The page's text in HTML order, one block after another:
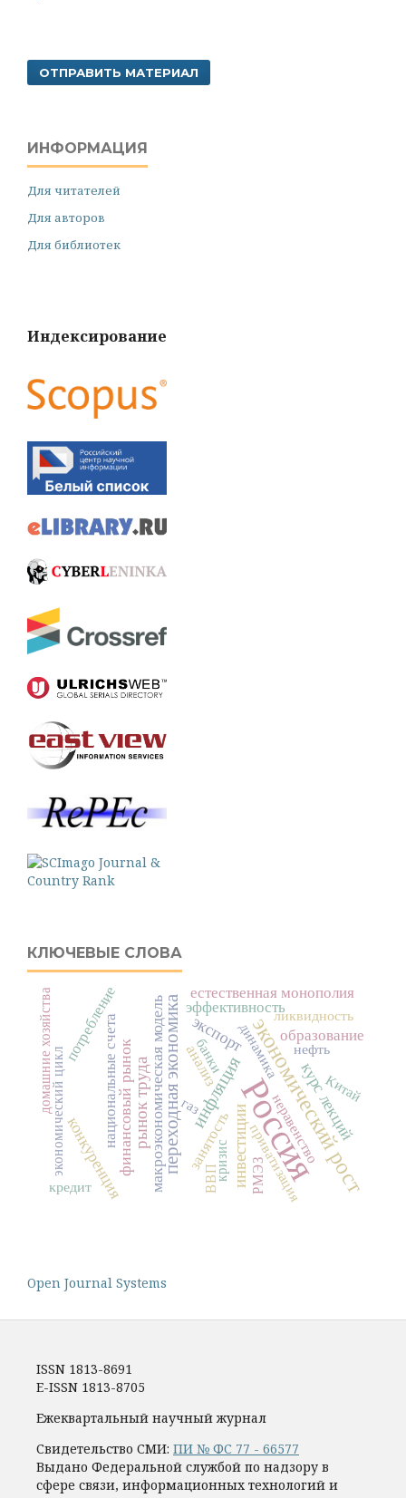
ОТПРАВИТЬ МАТЕРИАЛ
ИНФОРМАЦИЯ
Для читателей
Для авторов
Для библиотек
Индексирование
КЛЮЧЕВЫЕ СЛОВА
Россия
экономический рост
переходная экономикаинфляция
рынок труда инвестиции
макроэкономическая модель курс лекций
финансовый рынок
конкуренция
экспорт
эффективность
образование
занятость
национальные счета
потребление естественная монополия
анализ
экономический цикл Китай
домашние хозяйства ликвидность
газ
кризис неравенство
приватизация
нефть
банки
РМЭЗ
ВВП
динамика
кредит
Open Journal Systems
ISSN 1813-8691
E-ISSN 1813-8705
Ежеквартальный научный журнал
Свидетельство СМИ: ПИ № ФС 77 - 66577
Выдано Федеральной службой по надзору в
сфере связи, информационных технологий и